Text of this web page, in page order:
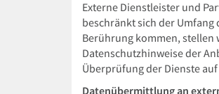
Externe Dienstleister und
beschränkt sich der
Berührung kommen, stellen
Datenschutzhinweise der
Überprüfung der Dienste
Datenübermittlung an